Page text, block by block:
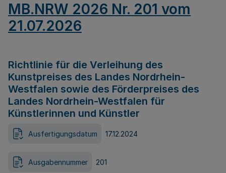
MB.NRW 2026 Nr. 201 vom
21.07.2026
Richtlinie für die Verleihung des
Kunstpreises des Landes Nordrhein-
Westfalen sowie des Förderpreises des
Landes Nordrhein-Westfalen für
Künstlerinnen und Künstler
Ausfertigungsdatum 17.12.2024
Ausgabennummer 201